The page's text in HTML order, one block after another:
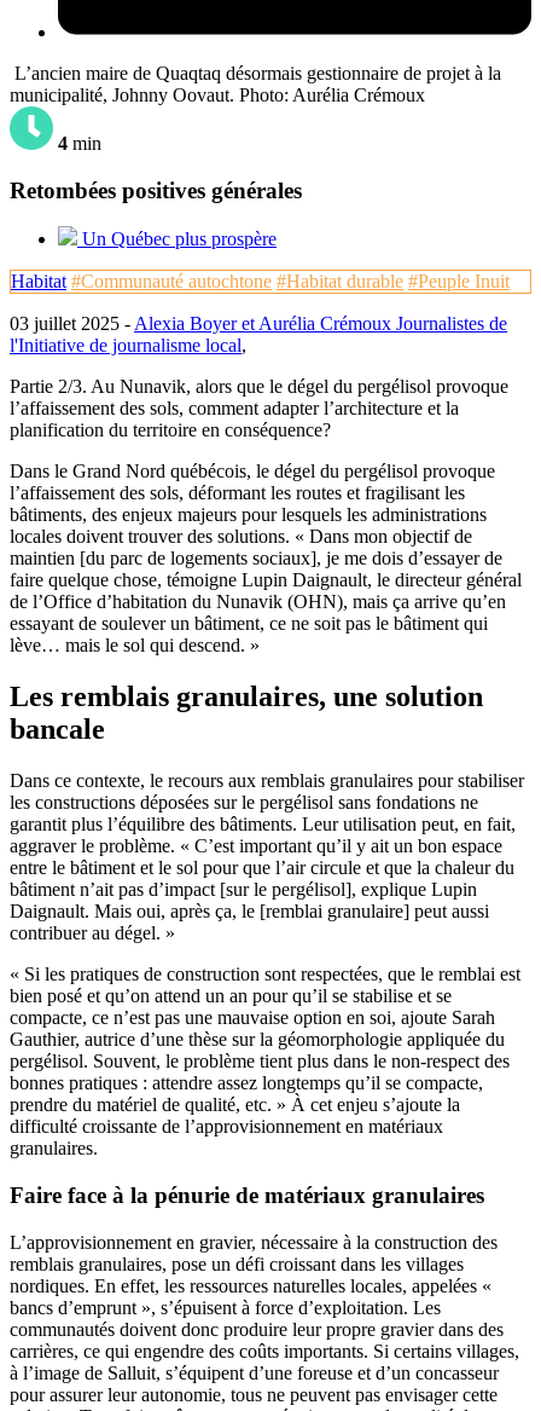
L’ancien maire de Quaqtaq désormais gestionnaire de projet à la
municipalité, Johnny Oovaut. Photo: Aurélia Crémoux
4 min
Retombées positives générales
Un Québec plus prospère
Habitat #Communauté autochtone #Habitat durable #Peuple Inuit
03 juillet 2025 -Alexia Boyer et Aurélia Crémoux Journalistes de
l'Initiative de journalisme local,
Partie 2/3. Au Nunavik, alors que le dégel du pergélisol provoque
l’affaissement des sols, comment adapter l’architecture et la
planification du territoire en conséquence?
Dans le Grand Nord québécois, le dégel du pergélisol provoque
l’affaissement des sols, déformant les routes et fragilisant les
bâtiments, des enjeux majeurs pour lesquels les administrations
locales doivent trouver des solutions. « Dans mon objectif de
maintien [du parc de logements sociaux], je me dois d’essayer de
faire quelque chose, témoigne Lupin Daignault, le directeur général
de l’Office d’habitation du Nunavik (OHN), mais ça arrive qu’en
essayant de soulever un bâtiment, ce ne soit pas le bâtiment qui
lève… mais le sol qui descend. »
Les remblais granulaires, une solution
bancale
Dans ce contexte, le recours aux remblais granulaires pour stabiliser
les constructions déposées sur le pergélisol sans fondations ne
garantit plus l’équilibre des bâtiments. Leur utilisation peut, en fait,
aggraver le problème. « C’est important qu’il y ait un bon espace
entre le bâtiment et le sol pour que l’air circule et que la chaleur du
bâtiment n’ait pas d’impact [sur le pergélisol], explique Lupin
Daignault. Mais oui, après ça, le [remblai granulaire] peut aussi
contribuer au dégel. »
« Si les pratiques de construction sont respectées, que le remblai est
bien posé et qu’on attend un an pour qu’il se stabilise et se
compacte, ce n’est pas une mauvaise option en soi, ajoute Sarah
Gauthier, autrice d’une thèse sur la géomorphologie appliquée du
pergélisol. Souvent, le problème tient plus dans le non-respect des
bonnes pratiques : attendre assez longtemps qu’il se compacte,
prendre du matériel de qualité, etc. » À cet enjeu s’ajoute la
difficulté croissante de l’approvisionnement en matériaux
granulaires.
Faire face à la pénurie de matériaux granulaires
L’approvisionnement en gravier, nécessaire à la construction des
remblais granulaires, pose un défi croissant dans les villages
nordiques. En effet, les ressources naturelles locales, appelées «
bancs d’emprunt », s’épuisent à force d’exploitation. Les
communautés doivent donc produire leur propre gravier dans des
carrières, ce qui engendre des coûts importants. Si certains villages,
à l’image de Salluit, s’équipent d’une foreuse et d’un concasseur
pour assurer leur autonomie, tous ne peuvent pas envisager cette